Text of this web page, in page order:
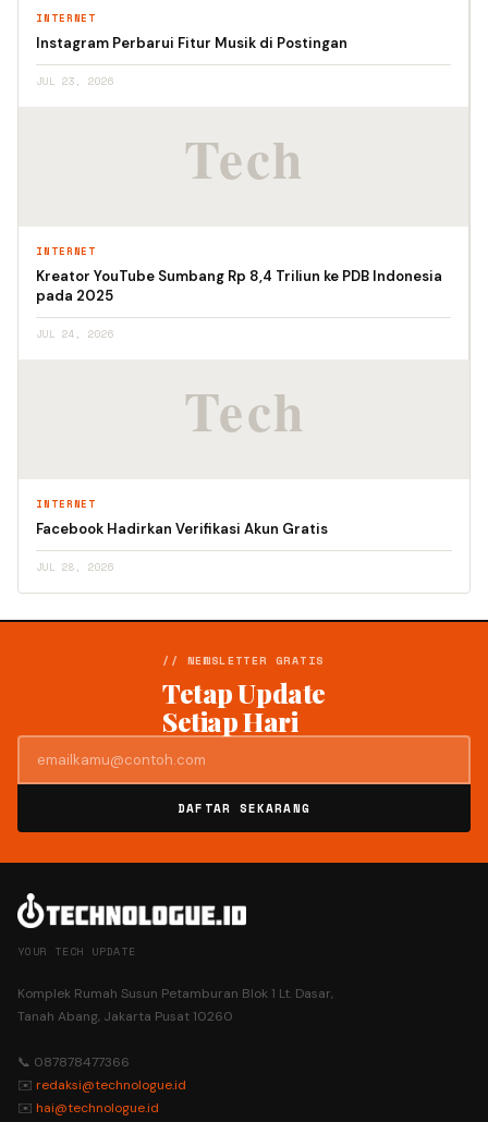
INTERNET
Instagram Perbarui Fitur Musik di Postingan
JUL 23, 2026
INTERNET
Kreator YouTube Sumbang Rp 8,4 Triliun ke PDB Indonesia
pada 2025
JUL 24, 2026
INTERNET
Facebook Hadirkan Verifikasi Akun Gratis
JUL 28, 2026
// NEWSLETTER GRATIS
Tetap Update
Setiap Hari
DAFTAR SEKARANG
YOUR TECH UPDATE
Komplek Rumah Susun Petamburan Blok 1 Lt. Dasar,
Tanah Abang, Jakarta Pusat 10260
📞 087878477366
✉️ redaksi@technologue.id
✉️ hai@technologue.id